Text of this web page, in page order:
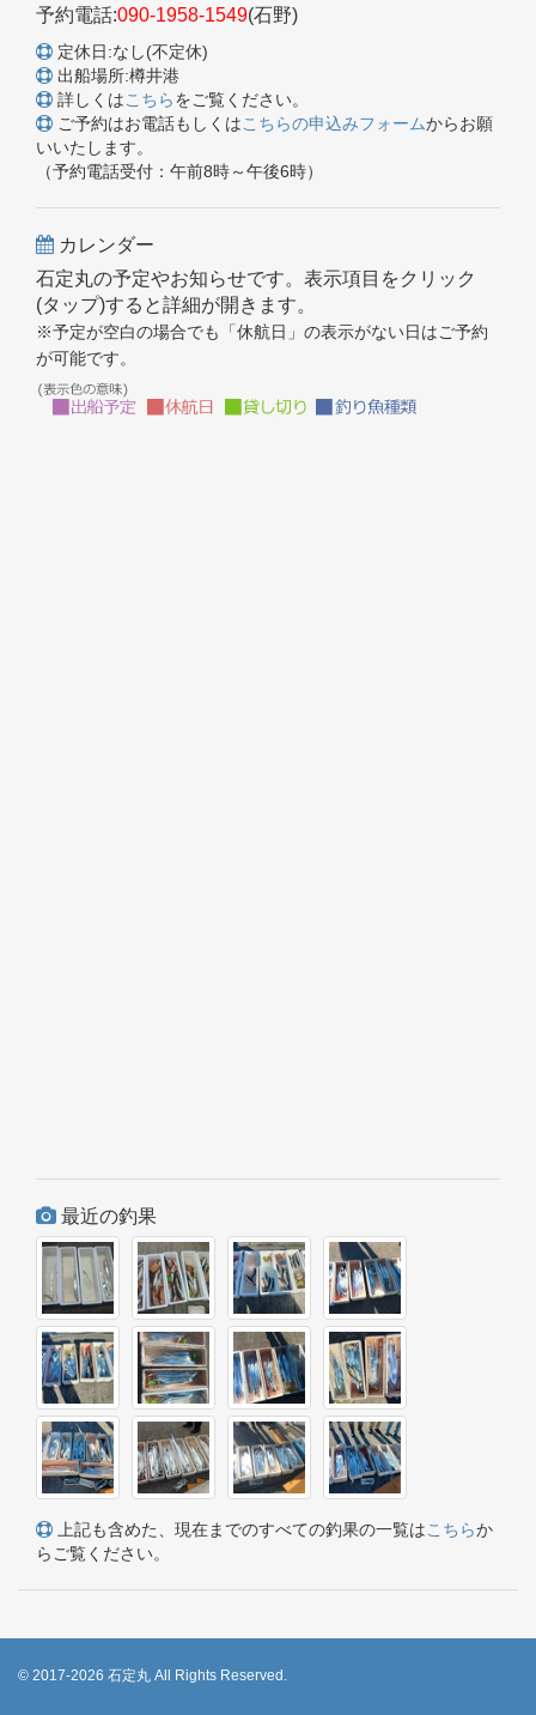
予約電話:090-1958-1549(石野)
定休日:なし(不定休)
出船場所:樽井港
詳しくはこちらをご覧ください。
ご予約はお電話もしくはこちらの申込みフォームからお願
いいたします。
（予約電話受付：午前8時～午後6時）
カレンダー
石定丸の予定やお知らせです。表示項目をクリック
(タップ)すると詳細が開きます。
※予定が空白の場合でも「休航日」の表示がない日はご予約
が可能です。
最近の釣果
上記も含めた、現在までのすべての釣果の一覧はこちらか
らご覧ください。
© 2017-2026 石定丸 All Rights Reserved.